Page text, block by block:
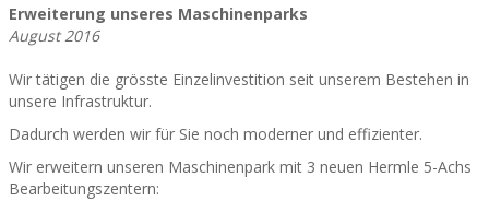
Erweiterung unseres Maschinenparks
August 2016
Wir tätigen die grösste Einzelinvestition seit unserem Bestehen in
unsere Infrastruktur.
Dadurch werden wir für Sie noch moderner und effizienter.
Wir erweitern unseren Maschinenpark mit 3 neuen Hermle 5-Achs
Bearbeitungszentern: